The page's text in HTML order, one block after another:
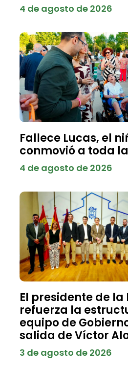
4 de agosto de 2026
Fallece Lucas, el
conmovió a toda
4 de agosto de 2026
El presidente de
refuerza la
equipo de
salida de Víctor
3 de agosto de 2026